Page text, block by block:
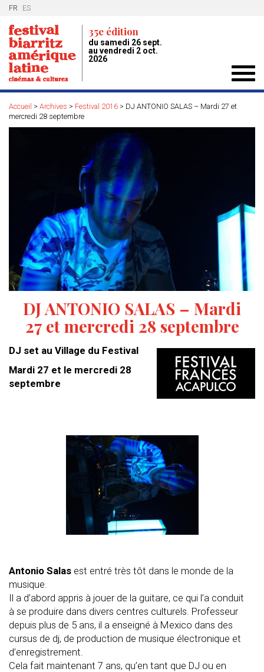
FR ES
35e édition
du samedi 26 sept.
au vendredi 2 oct.
2026
Accueil > Archives > Festival 2016 > DJ ANTONIO SALAS – Mardi 27 et
mercredi 28 septembre
DJ ANTONIO SALAS – Mardi
27 et mercredi 28 septembre
DJ set au Village du Festival
Mardi 27 et le mercredi 28
septembre
Antonio Salas est entré très tôt dans le monde de la
musique.
Il a d’abord appris à jouer de la guitare, ce qui l’a conduit
à se produire dans divers centres culturels. Professeur
depuis plus de 5 ans, il a enseigné à Mexico dans des
cursus de dj, de production de musique électronique et
d’enregistrement.
Cela fait maintenant 7 ans, qu’en tant que DJ ou en